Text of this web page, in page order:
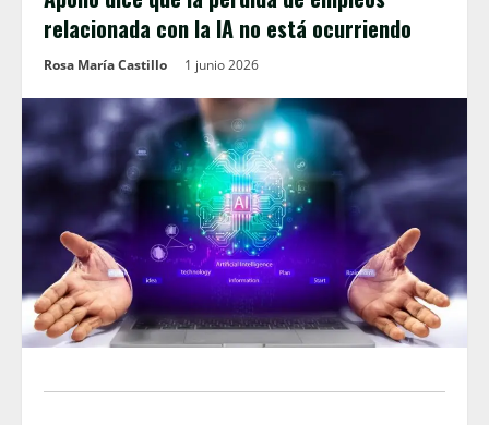
relacionada con la IA no está ocurriendo
Rosa María Castillo 1 junio 2026